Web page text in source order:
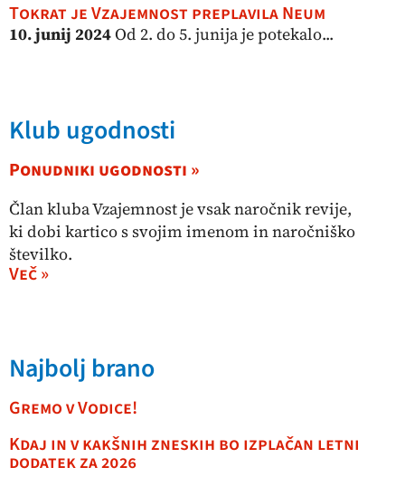
Tokrat je Vzajemnost preplavila Neum
10. junij 2024Od 2. do 5. junija je potekalo...
Klub ugodnosti
Ponudniki ugodnosti »
Član kluba Vzajemnost je vsak naročnik revije,
ki dobi kartico s svojim imenom in naročniško
številko.
Več »
Najbolj brano
Gremo v Vodice!
Kdaj in v kakšnih zneskih bo izplačan letni
dodatek za 2026